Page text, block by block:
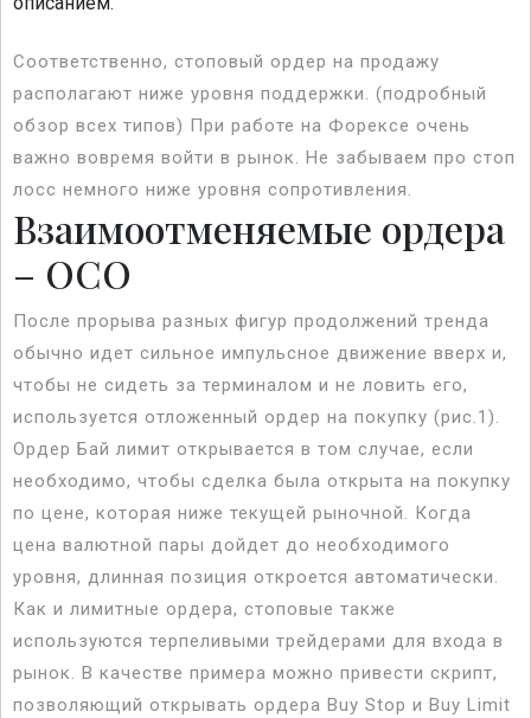
Соответственно, стоповый ордер на продажу
располагают ниже уровня поддержки. (подробный
обзор всех типов) При работе на Форексе очень
важно вовремя войти в рынок. Не забываем про стоп
лосс немного ниже уровня сопротивления.
Взаимоотменяемые ордера
– ОСО
После прорыва разных фигур продолжений тренда
обычно идет сильное импульсное движение вверх и,
чтобы не сидеть за терминалом и не ловить его,
используется отложенный ордер на покупку (рис.1).
Ордер Бай лимит открывается в том случае, если
необходимо, чтобы сделка была открыта на покупку
по цене, которая ниже текущей рыночной. Когда
цена валютной пары дойдет до необходимого
уровня, длинная позиция откроется автоматически.
Как и лимитные ордера, стоповые также
используются терпеливыми трейдерами для входа в
рынок. В качестве примера можно привести скрипт,
позволяющий открывать ордера Buy Stop и Buy Limit